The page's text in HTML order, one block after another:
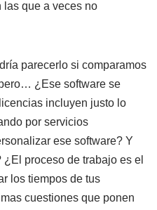
las que a veces no
parecerlo si comparamos
¿Ese software se
incluyen justo lo
por servicios
ese software? Y
proceso de trabajo es el
los tiempos de tus
cuestiones que ponen